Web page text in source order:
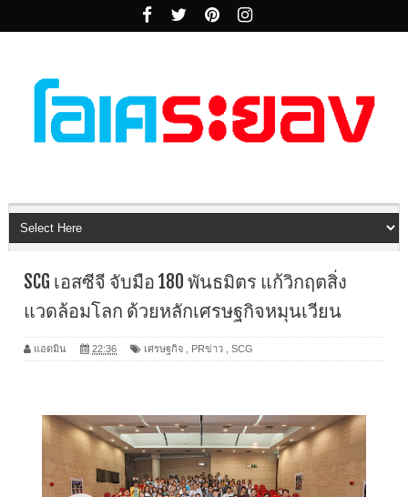
SCG เอสซีจี จับมือ 180 พันธมิตร แก้วิกฤตสิ่ง
แวดล้อมโลก ด้วยหลักเศรษฐกิจหมุนเวียน
แอดมิน 22:36 เศรษฐกิจ PRข่าว SCG